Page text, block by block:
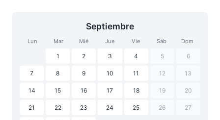
Septiembre
Lun Mar Mié Jue Vie Sáb Dom
1 2 3 4 5 6
7 8 9 10 11 12 13
14 15 16 17 18 19 20
21 22 23 24 25 26 27